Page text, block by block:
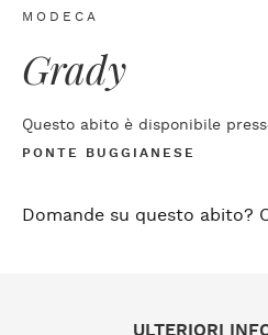
ULTERIORI
MODECA
Grady
Questo abito è disponibile
PONTE BUGGIANESE
Domande su questo abito?